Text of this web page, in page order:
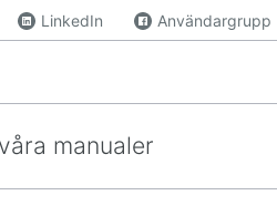
LinkedIn Användargrupp